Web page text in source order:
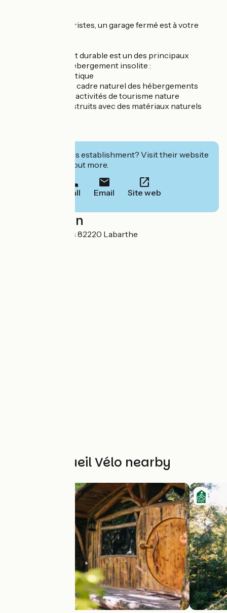
Pour les cyclotouristes, un garage fermé est à votre
Le développement durable est un des principaux
objectifs de cet hébergement insolite :
- Sobriété énergétique
- Mise en avant du cadre naturel des hébergements
- Valorisation des activités de tourisme nature
- Logements construits avec des matériaux naturels
Interested in this establishment? Visit their website
to book or find out more.
Call Email Site web
Localisation
Colline de Boutiès 82220 Labarthe
Other Accueil Vélo nearby